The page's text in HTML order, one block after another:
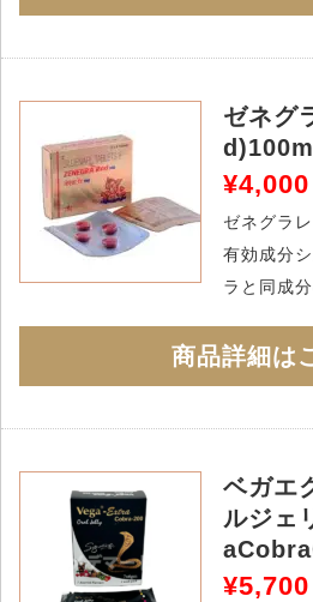
ゼネグ
¥4,000
ゼネグラ
有効成分
ラと同成分
商品詳細は
ベガエ
ルジェ
¥5,700